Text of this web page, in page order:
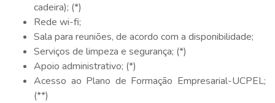
cadeira); (*)
Rede wi-fi;
Sala para reuniões, de acordo com a disponibilidade;
Serviços de limpeza e segurança; (*)
Apoio administrativo; (*)
Acesso ao Plano de Formação Empresarial-UCPEL;
(**)